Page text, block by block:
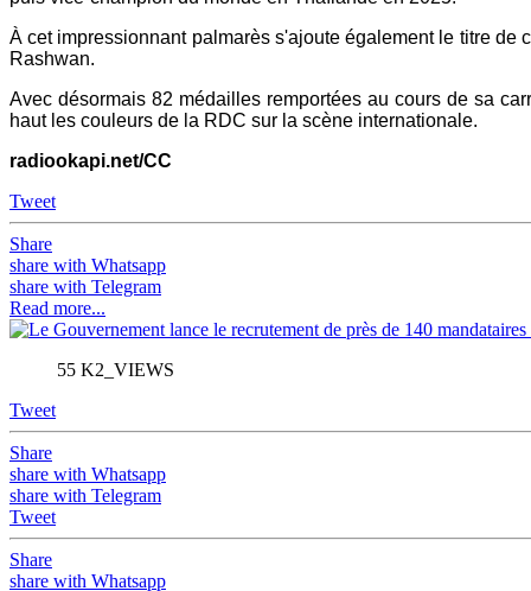
À cet impressionnant palmarès s'ajoute également le titre
Rashwan.
Avec désormais 82 médailles remportées au cours de sa
haut les couleurs de la RDC sur la scène internationale.
radiookapi.net/CC
Tweet
Share
share with Whatsapp
share with Telegram
Read more...
55 K2_VIEWS
Tweet
Share
share with Whatsapp
share with Telegram
Tweet
Share
share with Whatsapp